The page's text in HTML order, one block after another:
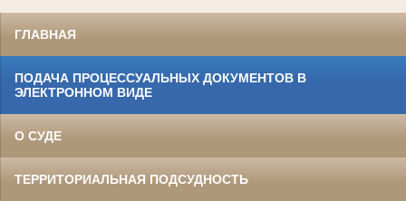
ГЛАВНАЯ
ПОДАЧА ПРОЦЕССУАЛЬНЫХ ДОКУМЕНТОВ В
ЭЛЕКТРОННОМ ВИДЕ
О СУДЕ
ТЕРРИТОРИАЛЬНАЯ ПОДСУДНОСТЬ